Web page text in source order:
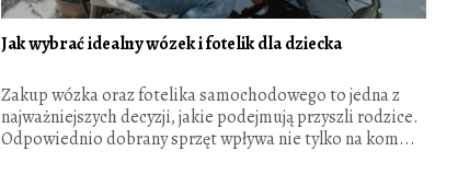
Jak wybrać idealny wózek i fotelik dla dziecka
Zakup wózka oraz fotelika samochodowego to jedna z
najważniejszych decyzji, jakie podejmują przyszli rodzice.
Odpowiednio dobrany sprzęt wpływa nie tylko na kom...